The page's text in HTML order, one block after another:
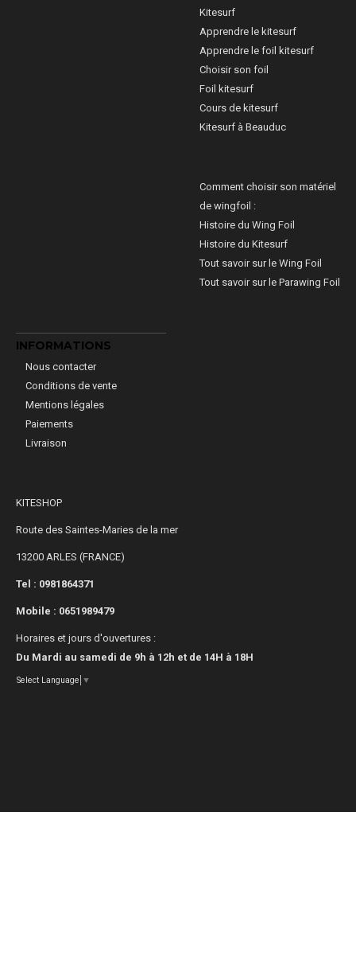
Kitesurf
Apprendre le kitesurf
Apprendre le foil kitesurf
Choisir son foil
Foil kitesurf
Cours de kitesurf
Kitesurf à Beauduc
Comment choisir son matériel
de wingfoil :
Histoire du Wing Foil
Histoire du Kitesurf
Tout savoir sur le Wing Foil
Tout savoir sur le Parawing Foil
INFORMATIONS
Nous contacter
Conditions de vente
Mentions légales
Paiements
Livraison
KITESHOP
Route des Saintes-Maries de la mer
13200 ARLES (FRANCE)
Tel : 0981864371
Mobile : 0651989479
Horaires et jours d'ouvertures :
Du Mardi au samedi de 9h à 12h et de 14H à 18H
Select Language ▼